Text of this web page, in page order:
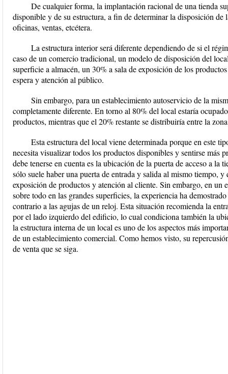
De cualquier forma, la implantación racional de una tienda
disponible y de su estructura, a fin de determinar la disposición de
oficinas, ventas, etcétera.
La estructura interior será diferente dependiendo de si el
caso de un comercio tradicional, un modelo de disposición del
superficie a almacén, un 30% a sala de exposición de los
espera y atención al público.
Sin embargo, para un establecimiento autoservicio de la
completamente diferente. En torno al 80% del local estaría
productos, mientras que el 20% restante se distribuiría entre la
Esta estructura del local viene determinada porque en este
necesita visualizar todos los productos disponibles y sentirse más
debe tenerse en cuenta es la ubicación de la puerta de acceso a la
sólo suele haber una puerta de entrada y salida al mismo tiempo, y
exposición de productos y atención al cliente. Sin embargo, en un
sobre todo en las grandes superficies, la experiencia ha
contrario a las agujas de un reloj. Esta situación recomienda la
por el lado izquierdo del edificio, lo cual condiciona también la
la estructura interna de un local es uno de los aspectos más
de un establecimiento comercial. Como hemos visto, su
de venta que se siga.